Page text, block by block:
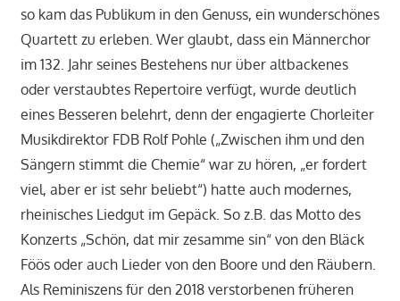
so kam das Publikum in den Genuss, ein wunderschönes
Quartett zu erleben. Wer glaubt, dass ein Männerchor
im 132. Jahr seines Bestehens nur über altbackenes
oder verstaubtes Repertoire verfügt, wurde deutlich
eines Besseren belehrt, denn der engagierte Chorleiter
Musikdirektor FDB Rolf Pohle („Zwischen ihm und den
Sängern stimmt die Chemie“ war zu hören, „er fordert
viel, aber er ist sehr beliebt“) hatte auch modernes,
rheinisches Liedgut im Gepäck. So z.B. das Motto des
Konzerts „Schön, dat mir zesamme sin“ von den Bläck
Föös oder auch Lieder von den Boore und den Räubern.
Als Reminiszens für den 2018 verstorbenen früheren